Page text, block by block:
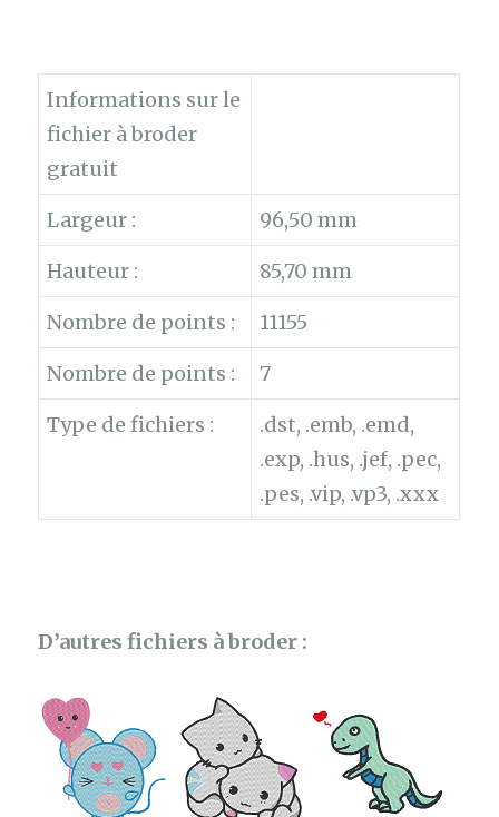
Informations sur le
fichier à broder
gratuit
Largeur :
96,50 mm
Hauteur :
85,70 mm
Nombre de points :
11155
Nombre de points :
7
Type de fichiers :
.dst, .emb, .emd,
.exp, .hus, .jef, .pec,
.pes, .vip, .vp3, .xxx
D’autres fichiers à broder :